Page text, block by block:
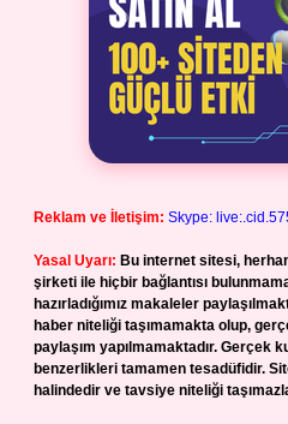
Reklam ve İletişim: Skype:
Yasal Uyarı: Bu internet sitesi,
şirketi ile hiçbir bağlantısı
hazırladığımız makaleler
haber niteliği taşımamakta olup,
paylaşım yapılmamaktadır. Gerçek
benzerlikleri tamamen tesadüfidir.
halindedir ve tavsiye niteliği